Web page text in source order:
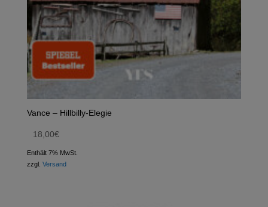
Vance – Hillbilly-Elegie
18,00€
Enthält 7% MwSt.
zzgl. Versand